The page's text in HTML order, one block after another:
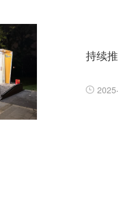
持续